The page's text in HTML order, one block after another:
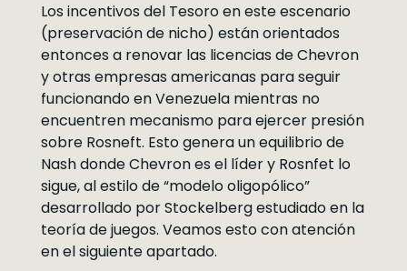
Los incentivos del Tesoro en este escenario
(preservación de nicho) están orientados
entonces a renovar las licencias de Chevron
y otras empresas americanas para seguir
funcionando en Venezuela mientras no
encuentren mecanismo para ejercer presión
sobre Rosneft. Esto genera un equilibrio de
Nash donde Chevron es el líder y Rosnfet lo
sigue, al estilo de “modelo oligopólico”
desarrollado por Stockelberg estudiado en la
teoría de juegos. Veamos esto con atención
en el siguiente apartado.